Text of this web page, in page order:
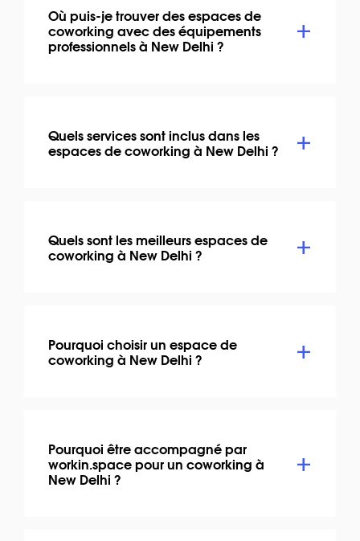
Où puis-je trouver des espaces de
coworking avec des équipements
professionnels à New Delhi ?
Quels services sont inclus dans les
espaces de coworking à New Delhi ?
Quels sont les meilleurs espaces de
coworking à New Delhi ?
Pourquoi choisir un espace de
coworking à New Delhi ?
Pourquoi être accompagné par
workin.space pour un coworking à
New Delhi ?